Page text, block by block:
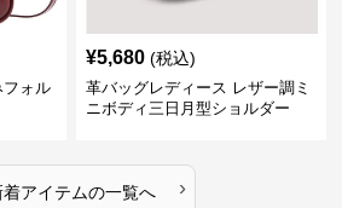
フォル
¥5,680 (税込)
革バッグレディース レザー調ミ
ニボディ三日月型ショルダー
着アイテムの一覧へ ›